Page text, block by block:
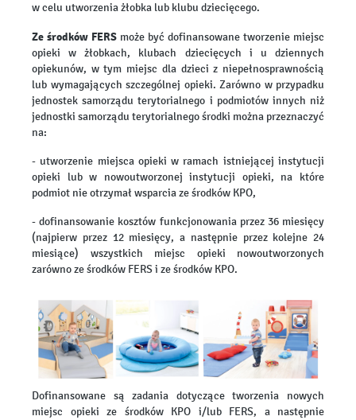
w celu utworzenia żłobka lub klubu dziecięcego.
Ze środków FERS może być dofinansowane tworzenie miejsc
opieki w żłobkach, klubach dziecięcych i u dziennych
opiekunów, w tym miejsc dla dzieci z niepełnosprawnością
lub wymagających szczególnej opieki. Zarówno w przypadku
jednostek samorządu terytorialnego i podmiotów innych niż
jednostki samorządu terytorialnego środki można przeznaczyć
na:
- utworzenie miejsca opieki w ramach istniejącej instytucji
opieki lub w nowoutworzonej instytucji opieki, na które
podmiot nie otrzymał wsparcia ze środków KPO,
- dofinansowanie kosztów funkcjonowania przez 36 miesięcy
(najpierw przez 12 miesięcy, a następnie przez kolejne 24
miesiące) wszystkich miejsc opieki nowoutworzonych
zarówno ze środków FERS i ze środków KPO.
Dofinansowane są zadania dotyczące tworzenia nowych
miejsc opieki ze środków KPO i/lub FERS, a następnie